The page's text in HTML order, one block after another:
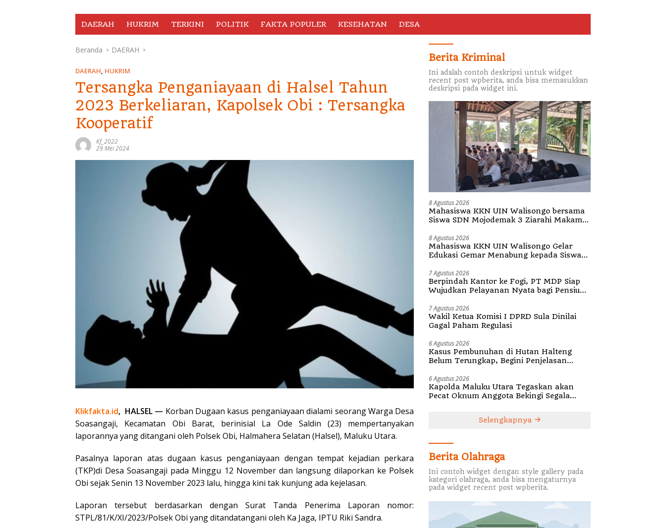
DAERAH HUKRIM TERKINI POLITIK FAKTA POPULER KESEHATAN DESA
Beranda DAERAH
DAERAH, HUKRIM
Tersangka Penganiayaan di Halsel Tahun
2023 Berkeliaran, Kapolsek Obi : Tersangka
Kooperatif
Kf_2022
29 Mei 2024
Klikfakta.id, HALSEL — Korban Dugaan kasus penganiayaan dialami seorang Warga Desa
Soasangaji, Kecamatan Obi Barat, berinisial La Ode Saldin (23) mempertanyakan
laporannya yang ditangani oleh Polsek Obi, Halmahera Selatan (Halsel), Maluku Utara.
Pasalnya laporan atas dugaan kasus penganiayaan dengan tempat kejadian perkara
(TKP)di Desa Soasangaji pada Minggu 12 November dan langsung dilaporkan ke Polsek
Obi sejak Senin 13 November 2023 lalu, hingga kini tak kunjung ada kejelasan.
Laporan tersebut berdasarkan dengan Surat Tanda Penerima Laporan nomor:
STPL/81/K/XI/2023/Polsek Obi yang ditandatangani oleh Ka Jaga, IPTU Riki Sandra.
Berita Kriminal
Ini adalah contoh deskripsi untuk widget
recent post wpberita, anda bisa memasukkan
deskripsi pada widget ini.
8 Agustus 2026
Mahasiswa KKN UIN Walisongo bersama
Siswa SDN Mojodemak 3 Ziarahi Makam
8 Agustus 2026
Mahasiswa KKN UIN Walisongo Gelar
Edukasi Gemar Menabung kepada Siswa
7 Agustus 2026
Berpindah Kantor ke Fogi, PT MDP Siap
Wujudkan Pelayanan Nyata bagi Pensiun
7 Agustus 2026
Wakil Ketua Komisi I DPRD Sula Dinilai
Gagal Paham Regulasi
6 Agustus 2026
Kasus Pembunuhan di Hutan Halteng
Belum Terungkap, Begini Penjelasan
6 Agustus 2026
Kapolda Maluku Utara Tegaskan akan
Pecat Oknum Anggota Bekingi Segala
Selengkapnya
Berita Olahraga
Ini contoh widget dengan style gallery pada
kategori olahraga, anda bisa mengaturnya
pada widget recent post wpberita.